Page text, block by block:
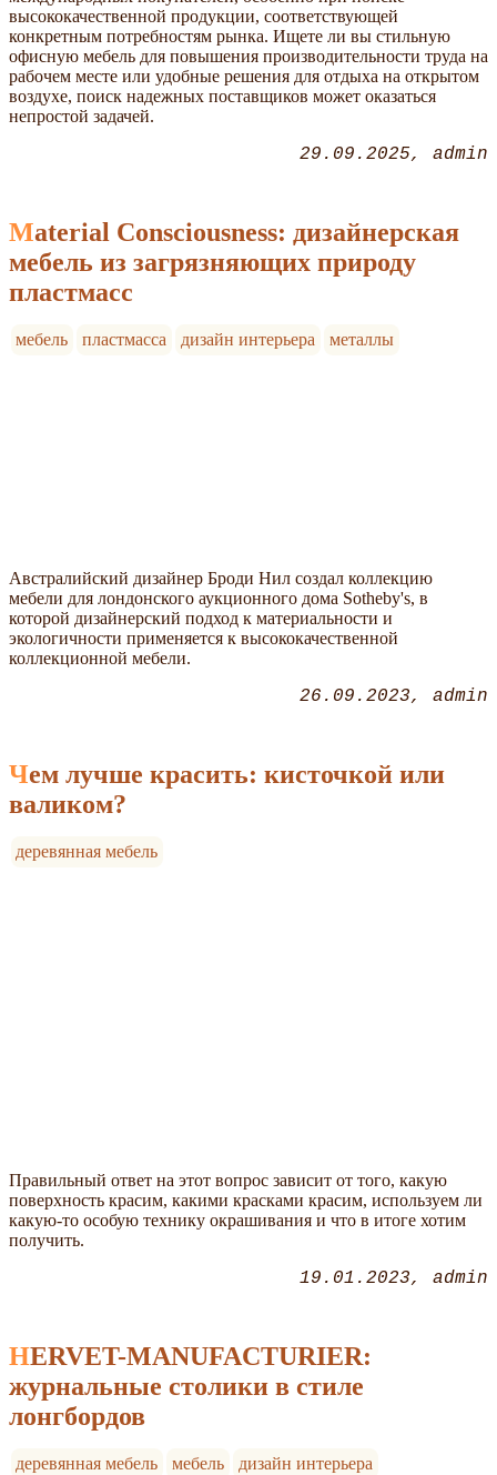
высококачественной продукции, соответствующей
конкретным потребностям рынка. Ищете ли вы стильную
офисную мебель для повышения производительности труда на
рабочем месте или удобные решения для отдыха на открытом
воздухе, поиск надежных поставщиков может оказаться
непростой задачей.
29.09.2025 admin
Material Consciousness: дизайнерская
мебель из загрязняющих природу
пластмасс
мебель пластмасса дизайн интерьера металлы
Австралийский дизайнер Броди Нил создал коллекцию
мебели для лондонского аукционного дома Sotheby's, в
которой дизайнерский подход к материальности и
экологичности применяется к высококачественной
коллекционной мебели.
26.09.2023 admin
Чем лучше красить: кисточкой или
валиком?
деревянная мебель
Правильный ответ на этот вопрос зависит от того, какую
поверхность красим, какими красками красим, используем ли
какую-то особую технику окрашивания и что в итоге хотим
получить.
19.01.2023 admin
HERVET-MANUFACTURIER:
журнальные столики в стиле
лонгбордов
деревянная мебель мебель дизайн интерьера